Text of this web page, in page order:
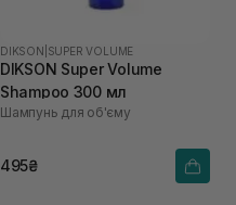
DIKSON SUPER VOLUME
DIKSON Super Volume
Shampoo 300 мл
Шампунь для об'єму
495₴